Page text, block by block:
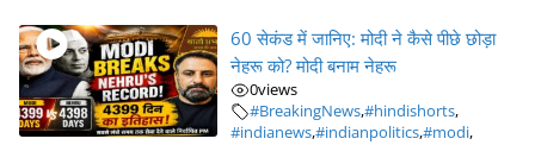
60 सेकंड में जानिए: मोदी ने कैसे पीछे छोड़ा
नेहरू को? मोदी बनाम नेहरू
0views
#BreakingNews,#hindishorts,
#indianews,#indianpolitics,#modi,